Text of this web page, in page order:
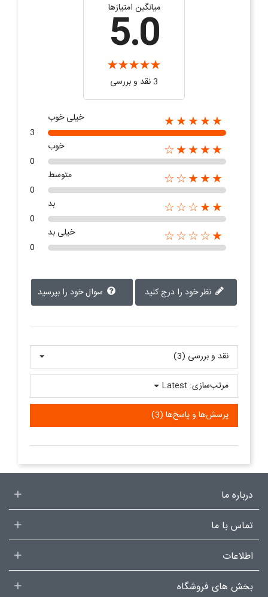
میانگین امتیازها
5.0
3 نقد و بررسی‌‌
★★★★★
خیلی خوب
3
★★★★☆
خوب
0
★★★☆☆
متوسط
0
★★☆☆☆
بد
0
★☆☆☆☆
خیلی بد
0
سوال خود را بپرسید
نقد و بررسی‌‌ (3)
پرسش‌ها و پاسخ‌ها (3)
مرتب‌سازی: Latest
درباره ما
تماس با ما
اطلاعات
بخش های فروشگاه